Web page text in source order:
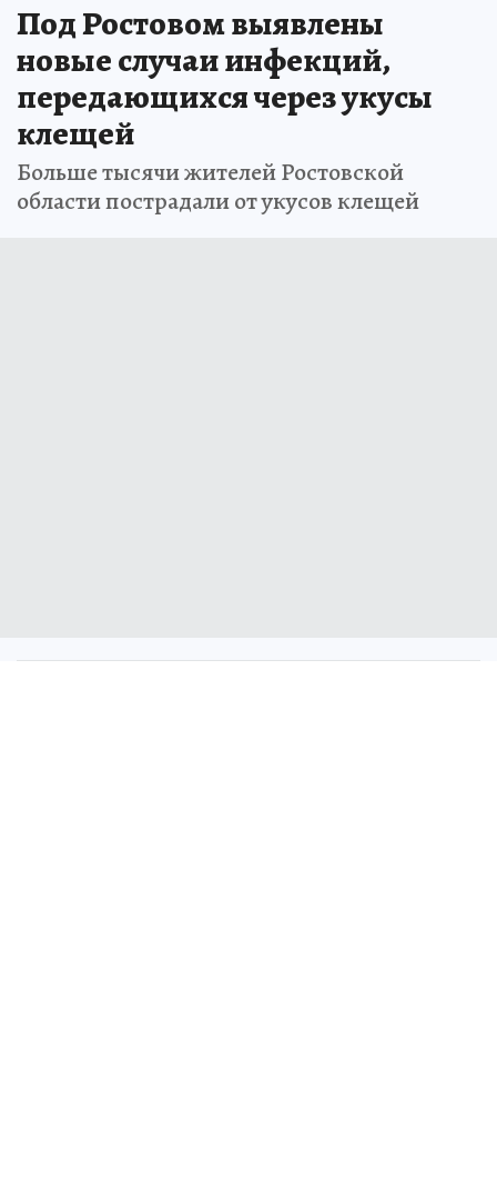
Под Ростовом выявлены
новые случаи инфекций,
передающихся через укусы
клещей
Больше тысячи жителей Ростовской
области пострадали от укусов клещей